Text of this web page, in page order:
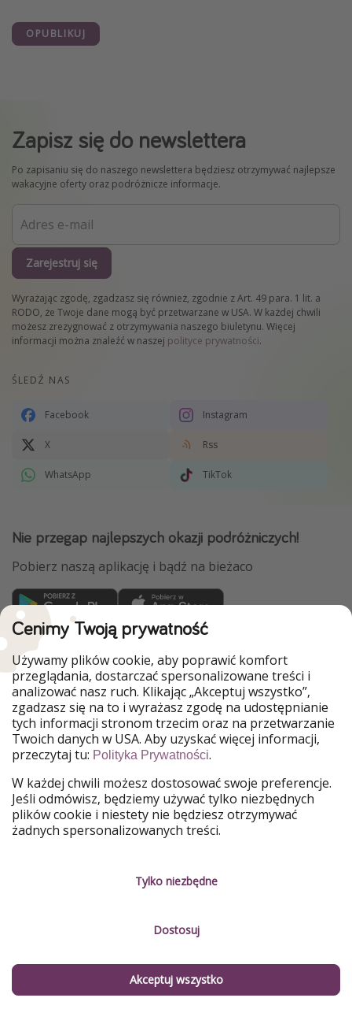
OPUBLIKUJ
Zapisz się do newslettera
Po zapisaniu się do naszego newslettera będziesz otrzymywać najlepsze
wakacyjne oferty oraz podróżnicze informacje.
Zarejestruj się
Wyrażając zgodę, zgadzasz się również, zgodnie z Art. 49 para. 1 lit. a
RODO, że Twoje dane mogą być przetwarzane w USA. W każdej chwili
możesz zrezygnować z otrzymywania naszego biuletynu. Więcej
informacji można znaleźć w naszej polityce prywatności.
ŚLEDŹ NAS
Facebook Instagram
X Rss
WhatsApp TikTok
Nie przegap najlepszych okazji podróżniczych!
Pobierz naszą aplikację i bądź na bieżaco
WakacyjniPiraci są częścią Grupy HolidayPirates
Nasze rynki
PiratinViaggio
HolidayPirates
VakantiePiraten
VoyagesPirates
Ferienpiraten
Urlaubspiraten
Urlaubspiraten
ViajerosPiratas
TravelPirates
Nasza grupa
HolidayPirates Group
Poznaj nas!
Zrównoważony rozwój
Informacje prawne
O firmie
Zarządzanie usługami
Cenimy Twoją prywatność
Używamy plików cookie, aby poprawić komfort
przeglądania, dostarczać spersonalizowane treści i
analizować nasz ruch. Klikając „Akceptuj wszystko”,
zgadzasz się na to i wyrażasz zgodę na udostępnianie
tych informacji stronom trzecim oraz na przetwarzanie
Twoich danych w USA. Aby uzyskać więcej informacji,
przeczytaj tu: Polityka Prywatności.
W każdej chwili możesz dostosować swoje preferencje.
Jeśli odmówisz, będziemy używać tylko niezbędnych
plików cookie i niestety nie będziesz otrzymywać
żadnych spersonalizowanych treści.
Tylko niezbędne
Dostosuj
Akceptuj wszystko